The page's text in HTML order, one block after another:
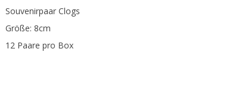
Souvenirpaar Clogs
Größe: 8cm
12 Paare pro Box